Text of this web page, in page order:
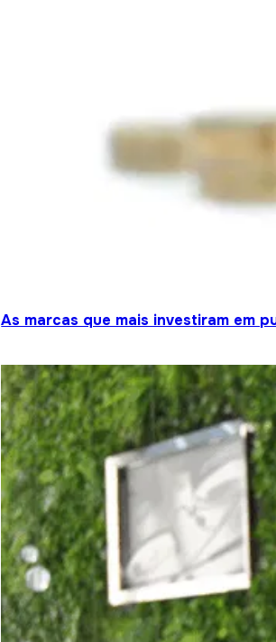
As marcas que mais investiram em